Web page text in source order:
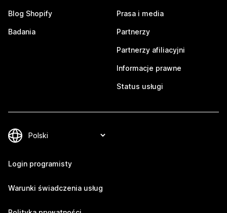
Blog Shopify
Badania
Prasa i media
Partnerzy
Partnerzy afiliacyjni
Informacje prawne
Status usługi
Login programisty
Warunki świadczenia usług